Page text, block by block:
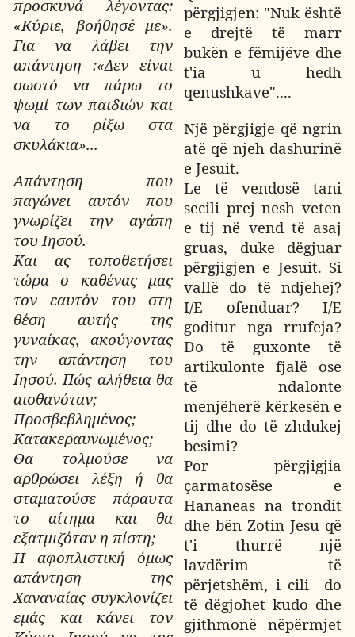
προσκυνά λέγοντας:
«Κύριε, βοήθησέ με».
Για να λάβει την
απάντηση :«Δεν είναι
σωστό να πάρω το
ψωμί των παιδιών και
να το ρίξω στα
σκυλάκια»...
Απάντηση που
παγώνει αυτόν που
γνωρίζει την αγάπη
του Ιησού.
Και ας τοποθετήσει
τώρα ο καθένας μας
τον εαυτόν του στη
θέση αυτής της
γυναίκας, ακούγοντας
την απάντηση του
Ιησού. Πώς αλήθεια θα
αισθανόταν;
Προσβεβλημένος;
Κατακεραυνωμένος;
Θα τολμούσε να
αρθρώσει λέξη ή θα
σταματούσε πάραυτα
το αίτημα και θα
εξατμιζόταν η πίστη;
Η αφοπλιστική όμως
απάντηση της
Χαναναίας συγκλονίζει
εμάς και κάνει τον
përgjigjen: "Nuk është
e drejtë të marr
bukën e fëmijëve dhe
t'ia u hedh
qenushkave"....
Një përgjigje që ngrin
atë që njeh dashurinë
e Jesuit.
Le të vendosë tani
secili prej nesh veten
e tij në vend të asaj
gruas, duke dëgjuar
përgjigjen e Jesuit. Si
vallë do të ndjehej?
I/E ofenduar? I/E
goditur nga rrufeja?
Do të guxonte të
artikulonte fjalë ose
të ndalonte
menjëherë kërkesën e
tij dhe do të zhdukej
besimi?
Por përgjigjia
çarmatosëse e
Hananeas na trondit
dhe bën Zotin Jesu që
t'i thurrë një
lavdërim të
përjetshëm, i cili
do
të dëgjohet kudo dhe
gjithmonë nëpërmjet